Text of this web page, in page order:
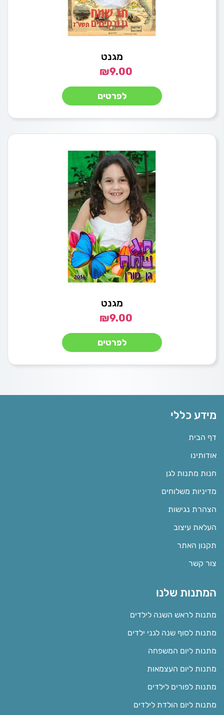
מגנט
₪9.00
לפרטים
מגנט
₪9.00
לפרטים
מידע כללי
דף הבית
אודותינו
חנות מתנות לגן
מדיניות משלוחים
הצהרת נגישות
העלאת עיצוב
תקנון האתר
צור קשר
המתנות שלנו
מתנות לראש השנה לילדים
מתנות לסוף שנה לגני ילדים
מתנות ליום המשפחה
מתנות ליום העצמאות
מתנות לפורים לילדים
מתנות ליום הולדת לילדים